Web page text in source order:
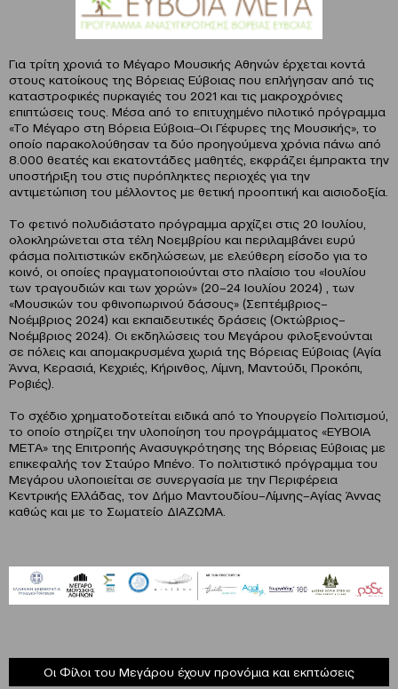
Για τρίτη χρονιά το Μέγαρο Μουσικής Αθηνών έρχεται κοντά
στους κατοίκους της Βόρειας Εύβοιας που επλήγησαν από τις
καταστροφικές πυρκαγιές του 2021 και τις μακροχρόνιες
επιπτώσεις τους. Μέσα από το επιτυχημένο πιλοτικό πρόγραμμα
«Το Μέγαρο στη Βόρεια Εύβοια‒Οι Γέφυρες της Μουσικής», το
οποίο παρακολούθησαν τα δύο προηγούμενα χρόνια πάνω από
8.000 θεατές και εκατοντάδες μαθητές, εκφράζει έμπρακτα την
υποστήριξη του στις πυρόπληκτες περιοχές για την
αντιμετώπιση του μέλλοντος με θετική προοπτική και αισιοδοξία.
Το φετινό πολυδιάστατο πρόγραμμα αρχίζει στις 20 Ιουλίου,
ολοκληρώνεται στα τέλη Νοεμβρίου και περιλαμβάνει ευρύ
φάσμα πολιτιστικών εκδηλώσεων, με ελεύθερη είσοδο για το
κοινό, οι οποίες πραγματοποιούνται στο πλαίσιο του «Ιουλίου
των τραγουδιών και των χορών» (20–24 Ιουλίου 2024) , των
«Μουσικών του φθινοπωρινού δάσους» (Σεπτέμβριος–
Νοέμβριος 2024) και εκπαιδευτικές δράσεις (Οκτώβριος–
Νοέμβριος 2024). Οι εκδηλώσεις του Μεγάρου φιλοξενούνται
σε πόλεις και απομακρυσμένα χωριά της Βόρειας Εύβοιας (Αγία
Άννα, Κερασιά, Κεχριές, Κήρινθος, Λίμνη, Μαντούδι, Προκόπι,
Ροβιές).
Το σχέδιο χρηματοδοτείται ειδικά από το Υπουργείο Πολιτισμού,
το οποίο στηρίζει την υλοποίηση του προγράμματος «ΕΥΒΟΙΑ
ΜΕΤΑ» της Επιτροπής Ανασυγκρότησης της Βόρειας Εύβοιας με
επικεφαλής τον Σταύρο Μπένο. Το πολιτιστικό πρόγραμμα του
Μεγάρου υλοποιείται σε συνεργασία με την Περιφέρεια
Κεντρικής Ελλάδας, τον Δήμο Μαντουδίου–Λίμνης–Αγίας Άννας
καθώς και με το Σωματείο ΔΙΑΖΩΜΑ.
Οι Φίλοι του Μεγάρου έχουν προνόμια και εκπτώσεις